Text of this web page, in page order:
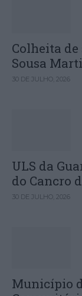
Colheita
Sousa
30 DE JULHO, 2026
ULS da
do Cancro
30 DE JULHO, 2026
Município